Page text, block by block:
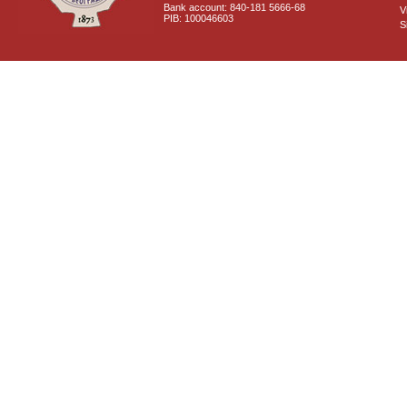
Bank account: 840-181 5666-68
PIB: 100046603